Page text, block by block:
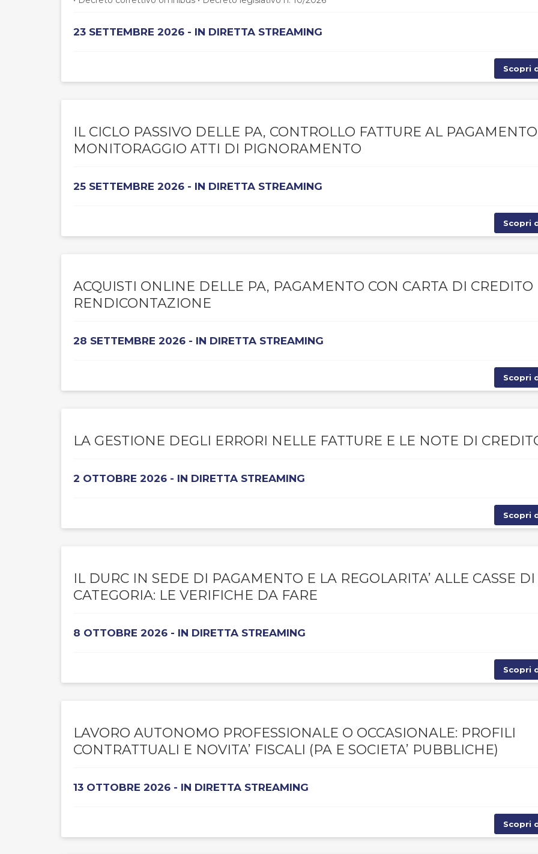
23 SETTEMBRE 2026 - IN DIRETTA STREAMING
Scopri
IL CICLO PASSIVO DELLE PA, CONTROLLO FATTURE AL
MONITORAGGIO ATTI DI PIGNORAMENTO
25 SETTEMBRE 2026 - IN DIRETTA STREAMING
Scopri
ACQUISTI ONLINE DELLE PA, PAGAMENTO CON CARTA DI CREDITO
RENDICONTAZIONE
28 SETTEMBRE 2026 - IN DIRETTA STREAMING
Scopri
LA GESTIONE DEGLI ERRORI NELLE FATTURE E LE NOTE DI
2 OTTOBRE 2026 - IN DIRETTA STREAMING
Scopri
IL DURC IN SEDE DI PAGAMENTO E LA REGOLARITA’ ALLE CASSE DI
CATEGORIA: LE VERIFICHE DA FARE
8 OTTOBRE 2026 - IN DIRETTA STREAMING
Scopri
LAVORO AUTONOMO PROFESSIONALE O OCCASIONALE: PROFILI
CONTRATTUALI E NOVITA’ FISCALI (PA E SOCIETA’ PUBBLICHE)
13 OTTOBRE 2026 - IN DIRETTA STREAMING
Scopri